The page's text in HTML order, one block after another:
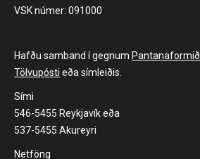
VSK númer: 091000
Hafðu samband í gegnum Pantanaformið
Tölvupósti eða símleiðis.
Sími
546-5455 Reykjavík eða
537-5455 Akureyri
Netföng